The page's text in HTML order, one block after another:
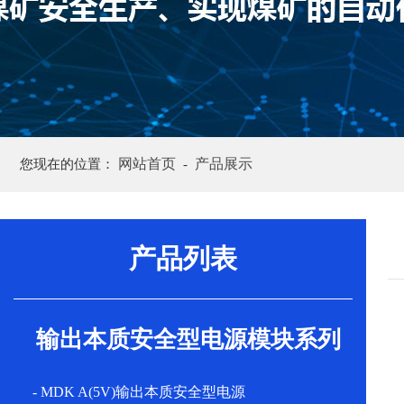
您现在的位置： 网站首页 - 产品展示
产品列表
输出本质安全型电源模块系列
- MDK A(5V)输出本质安全型电源